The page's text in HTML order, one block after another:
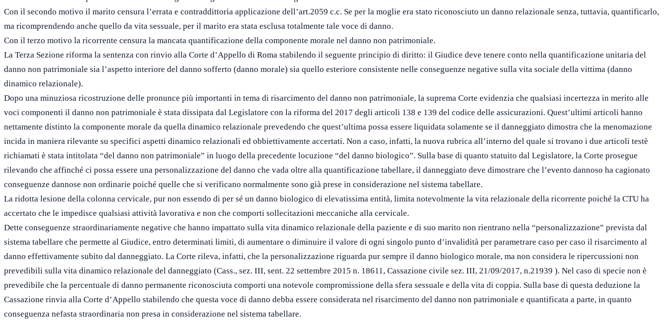
Con il secondo motivo il marito censura l’errata e contraddittoria applicazione dell’art.2059 c.c. Se per la moglie era stato riconosciuto un danno relazionale senza, tuttavia, quantificarlo,
ma ricomprendendo anche quello da vita sessuale, per il marito era stata esclusa totalmente tale voce di danno.
Con il terzo motivo la ricorrente censura la mancata quantificazione della componente morale nel danno non patrimoniale.
La Terza Sezione riforma la sentenza con rinvio alla Corte d’Appello di Roma stabilendo il seguente principio di diritto: il Giudice deve tenere conto nella quantificazione unitaria del
danno non patrimoniale sia l’aspetto interiore del danno sofferto (danno morale) sia quello esteriore consistente nelle conseguenze negative sulla vita sociale della vittima (danno
dinamico relazionale).
Dopo una minuziosa ricostruzione delle pronunce più importanti in tema di risarcimento del danno non patrimoniale, la suprema Corte evidenzia che qualsiasi incertezza in merito alle
voci componenti il danno non patrimoniale è stata dissipata dal Legislatore con la riforma del 2017 degli articoli 138 e 139 del codice delle assicurazioni. Quest’ultimi articoli hanno
nettamente distinto la componente morale da quella dinamico relazionale prevedendo che quest’ultima possa essere liquidata solamente se il danneggiato dimostra che la menomazione
incida in maniera rilevante su specifici aspetti dinamico relazionali ed obbiettivamente accertati. Non a caso, infatti, la nuova rubrica all’interno del quale si trovano i due articoli testè
richiamati è stata intitolata “del danno non patrimoniale” in luogo della precedente locuzione “del danno biologico”. Sulla base di quanto statuito dal Legislatore, la Corte prosegue
rilevando che affinché ci possa essere una personalizzazione del danno che vada oltre alla quantificazione tabellare, il danneggiato deve dimostrare che l’evento dannoso ha cagionato
conseguenze dannose non ordinarie poiché quelle che si verificano normalmente sono già prese in considerazione nel sistema tabellare.
La ridotta lesione della colonna cervicale, pur non essendo di per sé un danno biologico di elevatissima entità, limita notevolmente la vita relazionale della ricorrente poiché la CTU ha
accertato che le impedisce qualsiasi attività lavorativa e non che comporti sollecitazioni meccaniche alla cervicale.
Dette conseguenze straordinariamente negative che hanno impattato sulla vita dinamico relazionale della paziente e di suo marito non rientrano nella “personalizzazione” prevista dal
sistema tabellare che permette al Giudice, entro determinati limiti, di aumentare o diminuire il valore di ogni singolo punto d’invalidità per parametrare caso per caso il risarcimento al
danno effettivamente subito dal danneggiato. La Corte rileva, infatti, che la personalizzazione riguarda pur sempre il danno biologico morale, ma non considera le ripercussioni non
prevedibili sulla vita dinamico relazionale del danneggiato (Cass., sez. III, sent. 22 settembre 2015 n. 18611, Cassazione civile sez. III, 21/09/2017, n.21939 ). Nel caso di specie non è
prevedibile che la percentuale di danno permanente riconosciuta comporti una notevole compromissione della sfera sessuale e della vita di coppia. Sulla base di questa deduzione la
Cassazione rinvia alla Corte d’Appello stabilendo che questa voce di danno debba essere considerata nel risarcimento del danno non patrimoniale e quantificata a parte, in quanto
conseguenza nefasta straordinaria non presa in considerazione nel sistema tabellare.